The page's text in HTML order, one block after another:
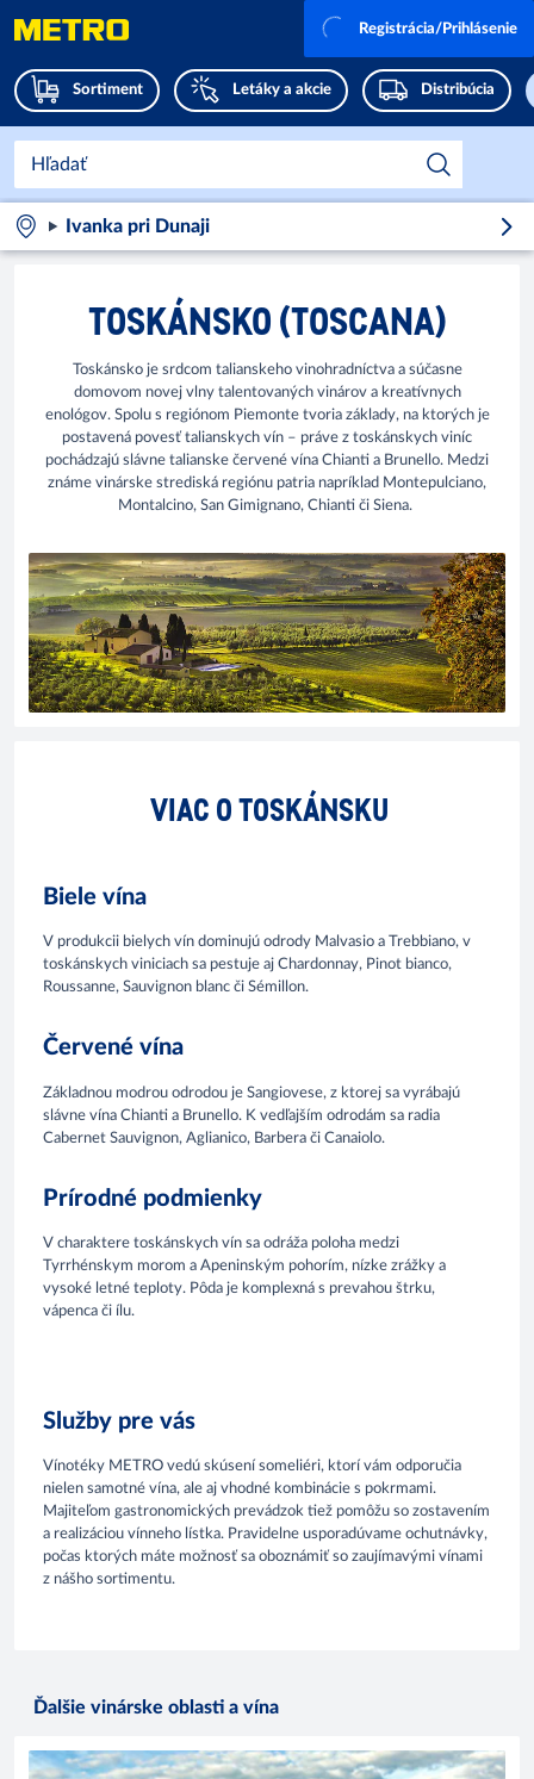
Sortiment Letáky a akcie Distribúcia
Registrácia/Prihlásenie
Ivanka pri Dunaji
TOSKÁNSKO (TOSCANA)
Toskánsko je srdcom talianskeho vinohradníctva a súčasne
domovom novej vlny talentovaných vinárov a kreatívnych
enológov. Spolu s regiónom Piemonte tvoria základy, na ktorých je
postavená povesť talianskych vín – práve z toskánskych viníc
pochádzajú slávne talianske červené vína Chianti a Brunello. Medzi
známe vinárske strediská regiónu patria napríklad Montepulciano,
Montalcino, San Gimignano, Chianti či Siena.
VIAC O TOSKÁNSKU
Biele vína
V produkcii bielych vín dominujú odrody Malvasio a Trebbiano, v
toskánskych viniciach sa pestuje aj Chardonnay, Pinot bianco,
Roussanne, Sauvignon blanc či Sémillon.
Červené vína
Základnou modrou odrodou je Sangiovese, z ktorej sa vyrábajú
slávne vína Chianti a Brunello. K vedľajším odrodám sa radia
Cabernet Sauvignon, Aglianico, Barbera či Canaiolo.
Prírodné podmienky
V charaktere toskánskych vín sa odráža poloha medzi
Tyrrhénskym morom a Apeninským pohorím, nízke zrážky a
vysoké letné teploty. Pôda je komplexná s prevahou štrku,
vápenca či ílu.
Služby pre vás
Vínotéky METRO vedú skúsení someliéri, ktorí vám odporučia
nielen samotné vína, ale aj vhodné kombinácie s pokrmami.
Majiteľom gastronomických prevádzok tiež pomôžu so zostavením
a realizáciou vínneho lístka. Pravidelne usporadúvame ochutnávky,
počas ktorých máte možnosť sa oboznámiť so zaujímavými vínami
z nášho sortimentu.
Ďalšie vinárske oblasti a vína